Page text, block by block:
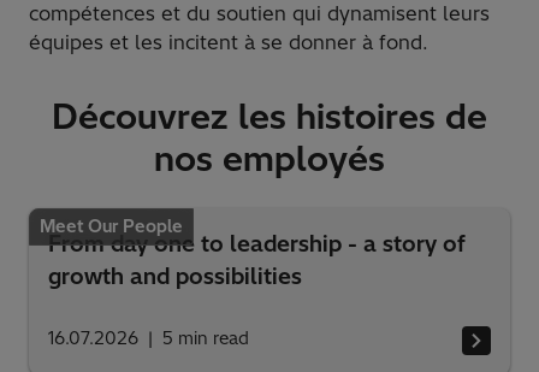
compétences et du soutien qui dynamisent leurs
équipes et les incitent à se donner à fond.
Découvrez les histoires de
nos employés
Meet Our People
From day one to leadership - a story of
growth and possibilities
16.07.2026 5 min read